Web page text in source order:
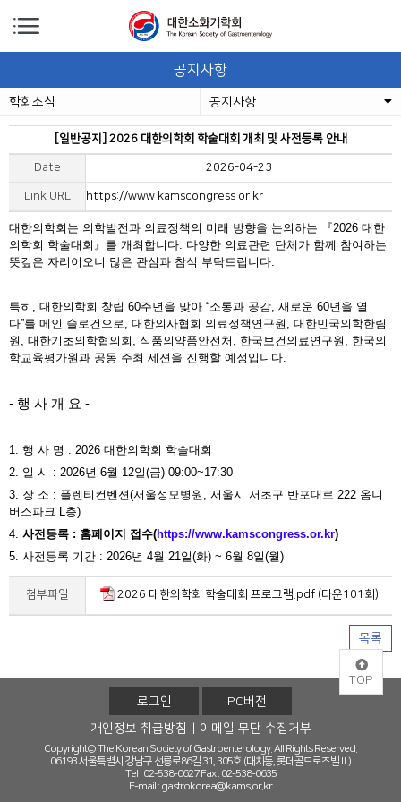
공지사항
학회소식 공지사항
[일반공지] 2026 대한의학회 학술대회 개최 및 사전등록 안내
Date 2026-04-23
Link URL https://www.kamscongress.or.kr
대한의학회는 의학발전과 의료정책의 미래 방향을 논의하는 『2026 대한
의학회 학술대회』를 개최합니다. 다양한 의료관련 단체가 함께 참여하는
뜻깊은 자리이오니 많은 관심과 참석 부탁드립니다.
특히, 대한의학회 창립 60주년을 맞아 “소통과 공감, 새로운 60년을 열
다”를 메인 슬로건으로, 대한의사협회 의료정책연구원, 대한민국의학한림
원, 대한기초의학협의회, 식품의약품안전처, 한국보건의료연구원, 한국의
학교육평가원과 공동 주최 세션을 진행할 예정입니다.
- 행 사 개 요 -
1. 행 사 명 : 2026 대한의학회 학술대회
2. 일 시 : 2026년 6월 12일(금) 09:00~17:30
3. 장 소 : 플렌티컨벤션(서울성모병원, 서울시 서초구 반포대로 222 옴니
버스파크 L층)
4. 사전등록 : 홈페이지 접수(https://www.kamscongress.or.kr)
5. 사전등록 기간 : 2026년 4월 21일(화) ~ 6월 8일(월)
첨부파일 2026 대한의학회 학술대회 프로그램.pdf (다운101회)
목록
TOP
로그인
PC버전
개인정보 취급방침
이메일 무단 수집거부
Copyright© The Korean Society of Gastroenterology. All Rights Reserved.
06193 서울특별시 강남구 선릉로86길 31, 305호 (대치동, 롯데골드로즈빌Ⅱ)
Tel : 02-538-0627 Fax : 02-538-0635
E-mail : gastrokorea@kams.or.kr